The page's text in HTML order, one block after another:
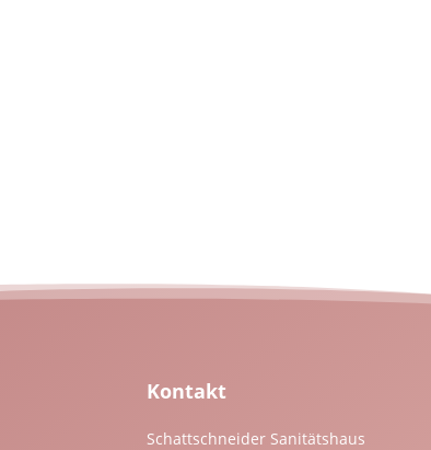
Kontakt
Schattschneider Sanitätshaus